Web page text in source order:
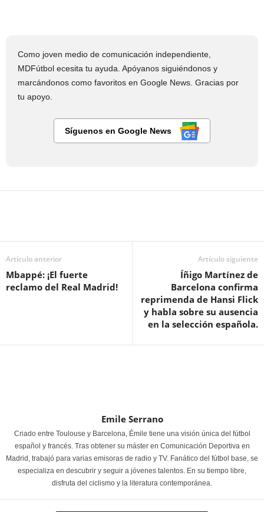
Como joven medio de comunicación independiente,
MDFútbol ecesita tu ayuda. Apóyanos siguiéndonos y
marcándonos como favoritos en Google News. Gracias por
tu apoyo.
Síguenos en Google News
Artículo anterior
Mbappé: ¡El fuerte
reclamo del Real Madrid!
Artículo siguiente
Íñigo Martínez de
Barcelona confirma
reprimenda de Hansi Flick
y habla sobre su ausencia
en la selección española.
Emile Serrano
Criado entre Toulouse y Barcelona, Émile tiene una visión única del fútbol
español y francés. Tras obtener su máster en Comunicación Deportiva en
Madrid, trabajó para varias emisoras de radio y TV. Fanático del fútbol base, se
especializa en descubrir y seguir a jóvenes talentos. En su tiempo libre,
disfruta del ciclismo y la literatura contemporánea.